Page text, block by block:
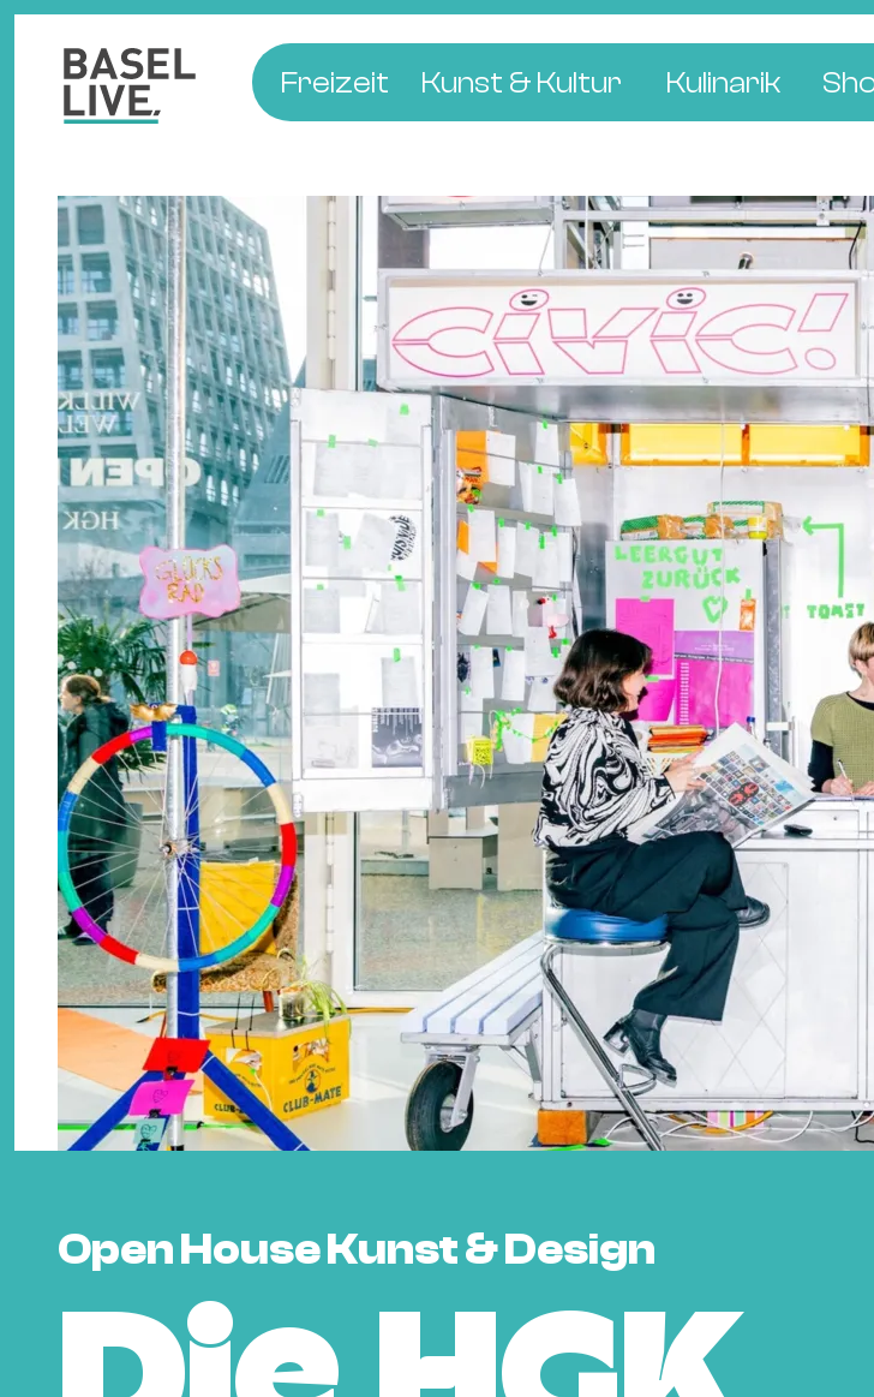
Freizeit
Club & Party
Familie & Kinder
Kino & Film
Hotels
Natur & Parks
Kunst & Kultur
Theater
Galerien & Ausstellungen
Literatur & Bücher
Kulinarik
Bars & Pubs
Cafés & Tea
Bäckereien &
Open House Kunst & Design